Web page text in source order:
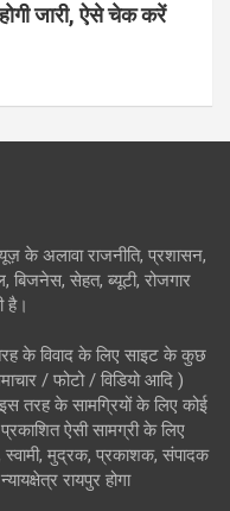
जारी, ऐसे चेक करें
के अलावा राजनीति, प्रशासन,
सेहत, ब्यूटी, रोजगार
है।
के विवाद के लिए साइट के कुछ
/ फोटो / विडियो आदि )
तरह के सामग्रियों के लिए कोई
ऐसी सामग्री के लिए
स्वामी, मुद्रक, प्रकाशक, संपादक
रायपुर होगा